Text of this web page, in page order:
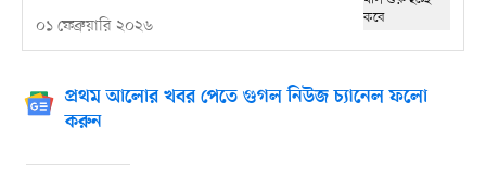
০১ ফেব্রুয়ারি ২০২৬
প্রথম আলোর খবর পেতে গুগল নিউজ চ্যানেল ফলো
করুন